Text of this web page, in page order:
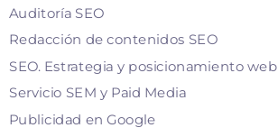
Auditoría SEO
Redacción de contenidos SEO
SEO. Estrategia y posicionamiento web
Servicio SEM y Paid Media
Publicidad en Google